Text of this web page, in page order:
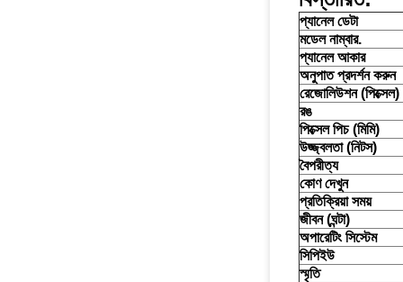
প্যানেল ডেটা
মডেল নাম্বার.
প্যানেল আকার
অনুপাত প্রদর্শন করুন
রেজোলিউশন (পিক্সেল)
রঙ
পিক্সেল পিচ (মিমি)
উজ্জ্বলতা (নিটস)
বৈপরীত্য
কোণ দেখুন
প্রতিক্রিয়া সময়
জীবন (ঘন্টা)
অপারেটিং সিস্টেম
সিপিইউ
স্মৃতি